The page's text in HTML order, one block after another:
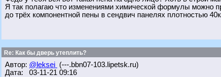
Я так полагаю что изменениями химической формулы можно
до трёх компонентной пены в сендвич панелях плотностью
Re: Как бы дверь утеплить?
Автор: @leksei (---.bbn07-103.lipetsk.ru)
Дата: 03-11-21 09:16